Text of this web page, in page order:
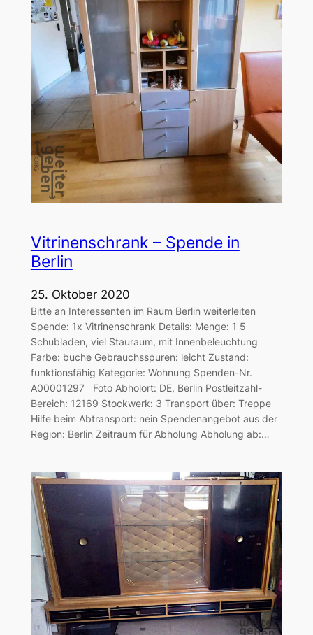
Vitrinenschrank – Spende in
Berlin
25. Oktober 2020
Bitte an Interessenten im Raum Berlin weiterleiten
Spende: 1x Vitrinenschrank Details: Menge: 1 5
Schubladen, viel Stauraum, mit Innenbeleuchtung
Farbe: buche Gebrauchsspuren: leicht Zustand:
funktionsfähig Kategorie: Wohnung Spenden-Nr.
A00001297 Foto Abholort: DE, Berlin Postleitzahl-
Bereich: 12169 Stockwerk: 3 Transport über: Treppe
Hilfe beim Abtransport: nein Spendenangebot aus der
Region: Berlin Zeitraum für Abholung Abholung ab:…